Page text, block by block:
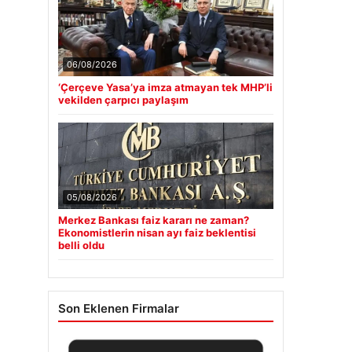
06/08/2026
‘Çerçeve Yasa’ya imza atmayan tek MHP’li
vekilden çarpıcı paylaşım
05/08/2026
Merkez Bankası faiz kararı ne zaman?
Ekonomistlerin nisan ayı faiz beklentisi
belli oldu
Son Eklenen Firmalar